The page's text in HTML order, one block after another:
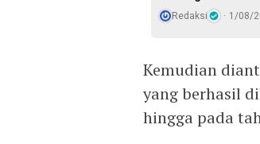
Redaksi 1/08/
Kemudian
yang berhasil
hingga pada